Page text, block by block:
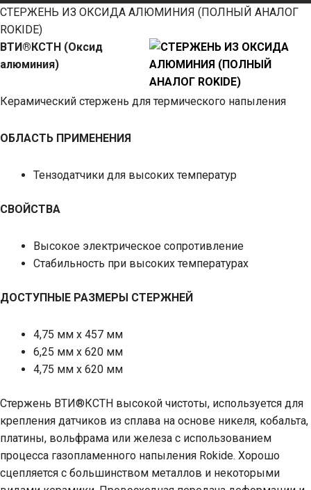
СТЕРЖЕНЬ ИЗ ОКСИДА АЛЮМИНИЯ (ПОЛНЫЙ АНАЛОГ
ROKIDE)
ВТИ®КСТН (Оксид
алюминия)
Керамический стержень для термического напыления
ОБЛАСТЬ ПРИМЕНЕНИЯ
Тензодатчики для высоких температур
СВОЙСТВА
Высокое электрическое сопротивление
Стабильность при высоких температурах
ДОСТУПНЫЕ РАЗМЕРЫ СТЕРЖНЕЙ
4,75 мм x 457 мм
6,25 мм х 620 мм
4,75 мм х 620 мм
Стержень ВТИ®КСТН высокой чистоты, используется для
крепления датчиков из сплава на основе никеля, кобальта,
платины, вольфрама или железа с использованием
процесса газопламенного напыления Rokide. Хорошо
сцепляется с большинством металлов и некоторыми